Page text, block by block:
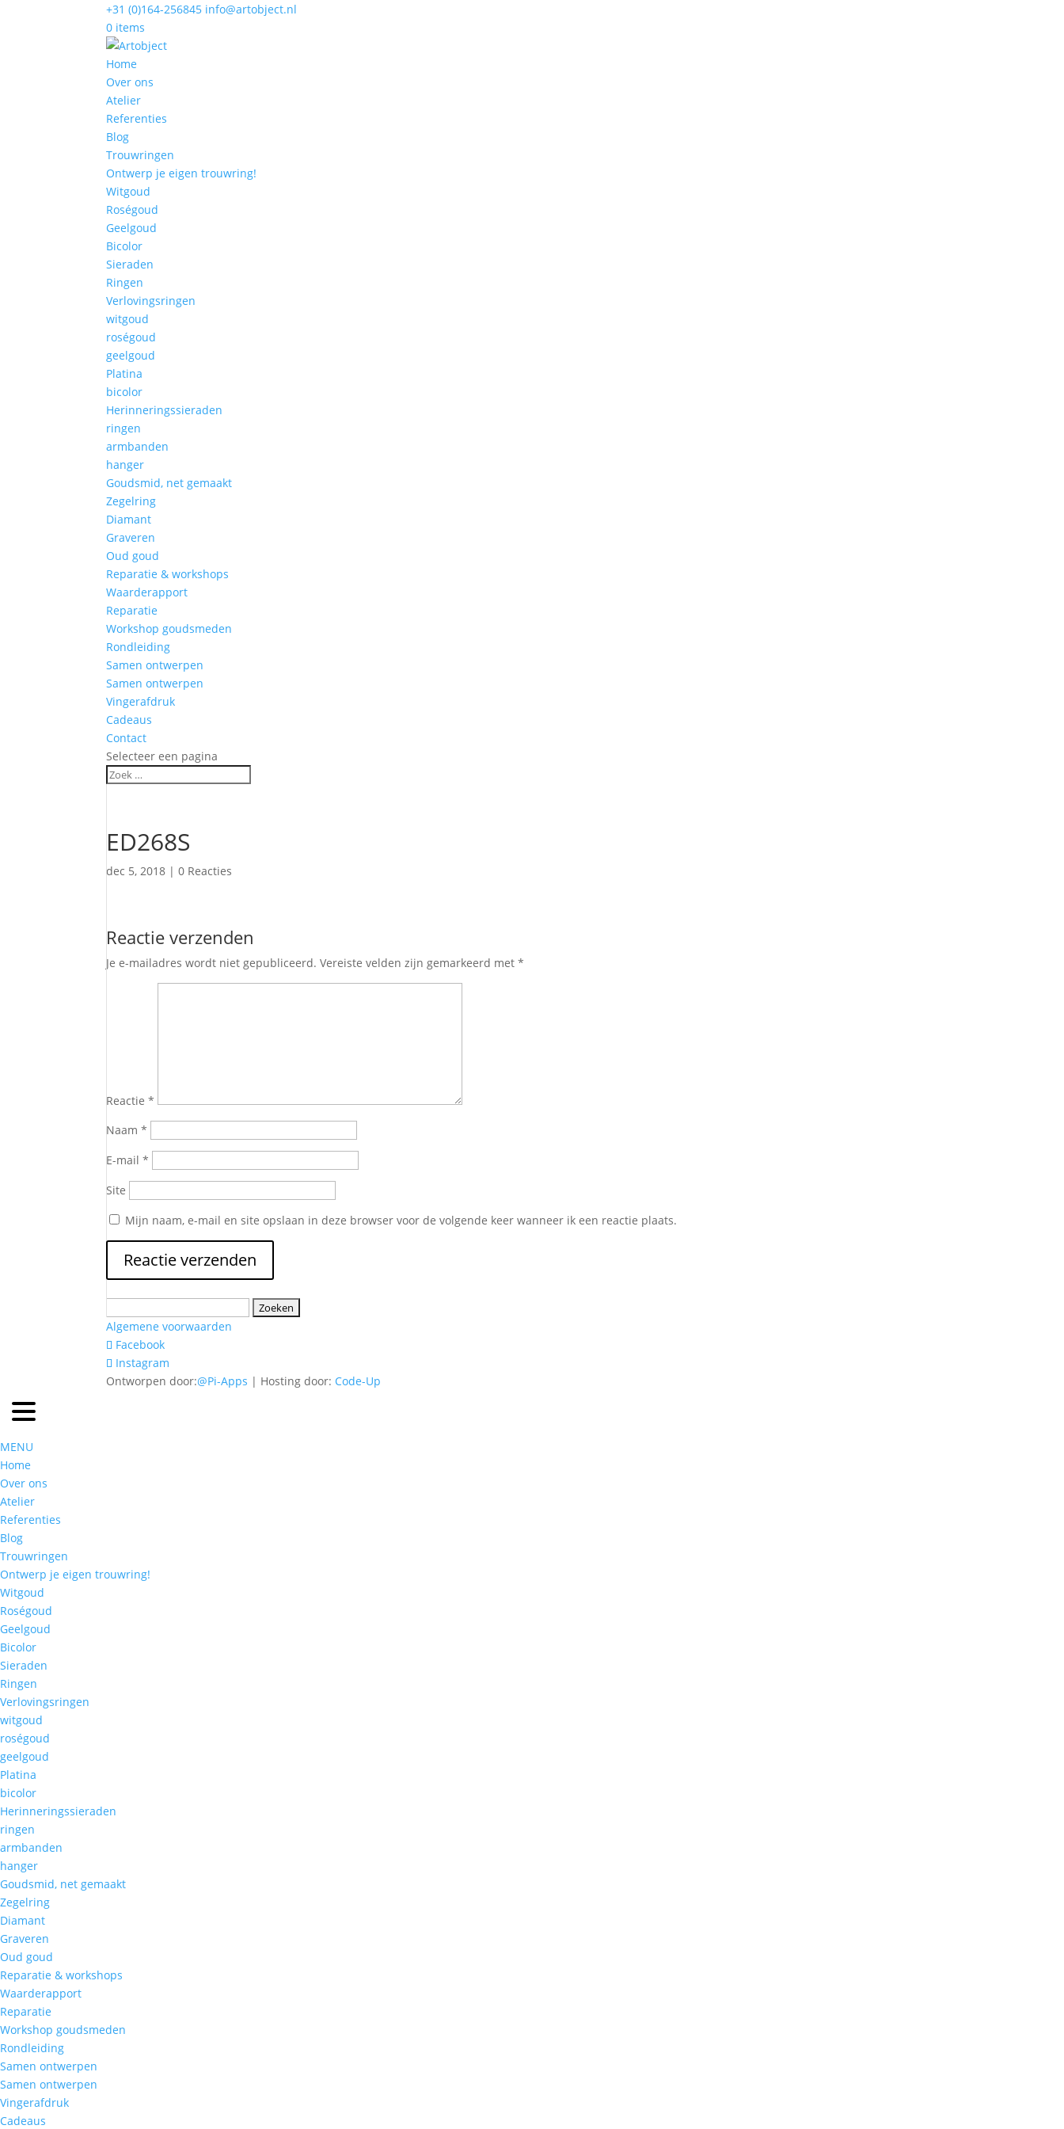
+31 (0)164-256845 info@artobject.nl
0 items
Home
Over ons
Atelier
Referenties
Blog
Trouwringen
Ontwerp je eigen trouwring!
Witgoud
Roségoud
Geelgoud
Bicolor
Sieraden
Ringen
Verlovingsringen
witgoud
roségoud
geelgoud
Platina
bicolor
Herinneringssieraden
ringen
armbanden
hanger
Goudsmid, net gemaakt
Zegelring
Diamant
Graveren
Oud goud
Reparatie & workshops
Waarderapport
Reparatie
Workshop goudsmeden
Rondleiding
Samen ontwerpen
Samen ontwerpen
Vingerafdruk
Cadeaus
Contact
Selecteer een pagina
ED268S
dec 5, 2018 |0 Reacties
Reactie verzenden
Je e-mailadres wordt niet gepubliceerd. Vereiste velden zijn gemarkeerd met*
Reactie*
Naam*
E-mail*
Site
Mijn naam, e-mail en site opslaan in deze browser voor de volgende keer wanneer ik een reactie plaats.
naar:
Algemene voorwaarden
Facebook
Instagram
Ontworpen door:@Pi-Apps | Hosting door: Code-Up
MENU
Home
Over ons
Atelier
Referenties
Blog
Trouwringen
Ontwerp je eigen trouwring!
Witgoud
Roségoud
Geelgoud
Bicolor
Sieraden
Ringen
Verlovingsringen
witgoud
roségoud
geelgoud
Platina
bicolor
Herinneringssieraden
ringen
armbanden
hanger
Goudsmid, net gemaakt
Zegelring
Diamant
Graveren
Oud goud
Reparatie & workshops
Waarderapport
Reparatie
Workshop goudsmeden
Rondleiding
Samen ontwerpen
Samen ontwerpen
Vingerafdruk
Cadeaus